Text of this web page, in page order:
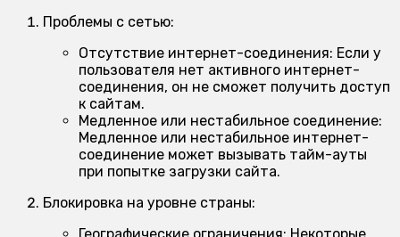
Проблемы с сетью:
Отсутствие интернет-соединения: Если у
пользователя нет активного интернет-
соединения, он не сможет получить доступ
к сайтам.
Медленное или нестабильное соединение:
Медленное или нестабильное интернет-
соединение может вызывать тайм-ауты
при попытке загрузки сайта.
Блокировка на уровне страны:
Географические ограничения: Некоторые